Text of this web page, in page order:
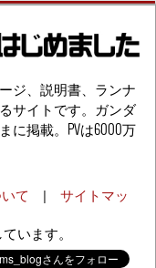
ジ、説明書、ランナ
サイトです。ガンダ
に掲載。PVは6000万
て | サイトマッ
います。